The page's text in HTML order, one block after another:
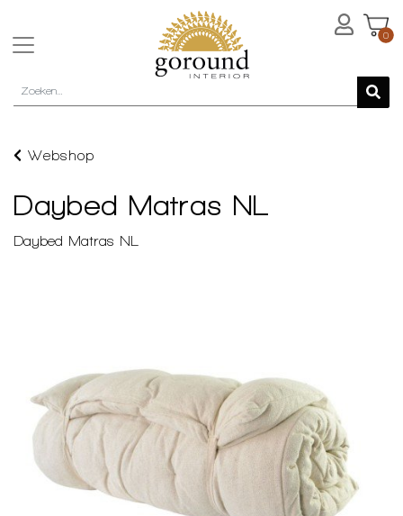
0
Webshop
Daybed Matras NL
Daybed Matras NL